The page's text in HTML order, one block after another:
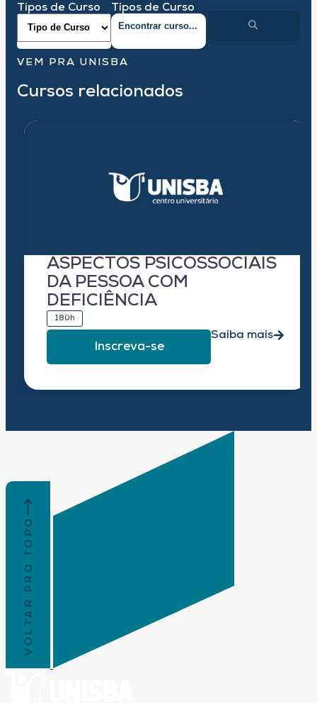
Tipos de Curso Tipos de Curso
VEM PRA UNISBA
Cursos relacionados
ASPECTOS PSICOSSOCIAIS
DA PESSOA COM
DEFICIÊNCIA
180h
Inscreva-se
Saiba mais
VOLTAR PRO TOPO